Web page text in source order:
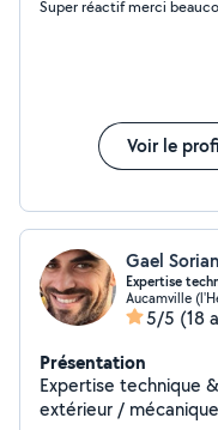
Super réactif merci
Voir le
Gael
Expertise
Aucamville
5/5 (18
Présentation
Expertise technique &
extérieur / mécanique Salarié dans les Travaux Publics